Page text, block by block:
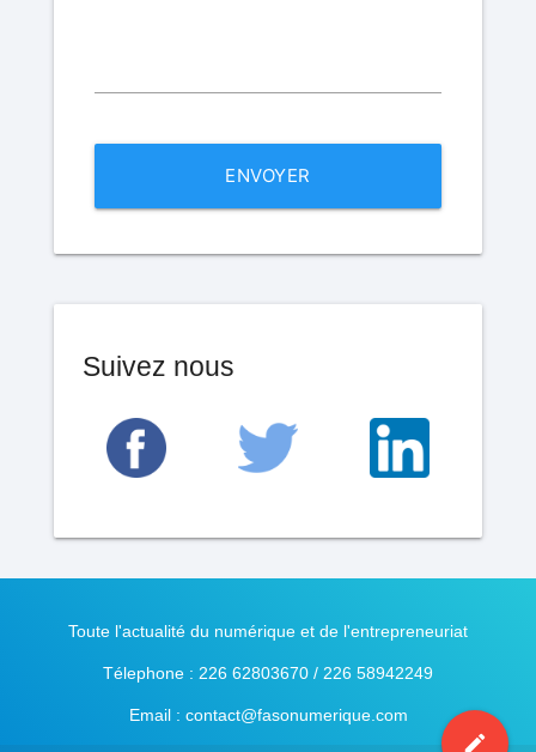
mode_edit
ENVOYER
Suivez nous
Toute l'actualité du numérique et de l'entrepreneuriat
Télephone : 226 62803670 / 226 58942249
Email : contact@fasonumerique.com